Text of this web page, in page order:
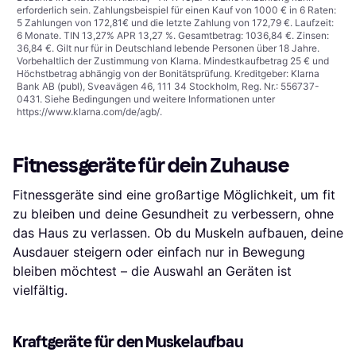
erforderlich sein. Zahlungsbeispiel für einen Kauf von 1000 € in 6 Raten:
5 Zahlungen von 172,81€ und die letzte Zahlung von 172,79 €. Laufzeit:
6 Monate. TIN 13,27% APR 13,27 %. Gesamtbetrag: 1036,84 €. Zinsen:
36,84 €. Gilt nur für in Deutschland lebende Personen über 18 Jahre.
Vorbehaltlich der Zustimmung von Klarna. Mindestkaufbetrag 25 € und
Höchstbetrag abhängig von der Bonitätsprüfung. Kreditgeber: Klarna
Bank AB (publ), Sveavägen 46, 111 34 Stockholm, Reg. Nr.: 556737-
0431. Siehe Bedingungen und weitere Informationen unter
https://www.klarna.com/de/agb/.
Fitnessgeräte für dein Zuhause
Fitnessgeräte sind eine großartige Möglichkeit, um fit
zu bleiben und deine Gesundheit zu verbessern, ohne
das Haus zu verlassen. Ob du Muskeln aufbauen, deine
Ausdauer steigern oder einfach nur in Bewegung
bleiben möchtest – die Auswahl an Geräten ist
vielfältig.
Kraftgeräte für den Muskelaufbau